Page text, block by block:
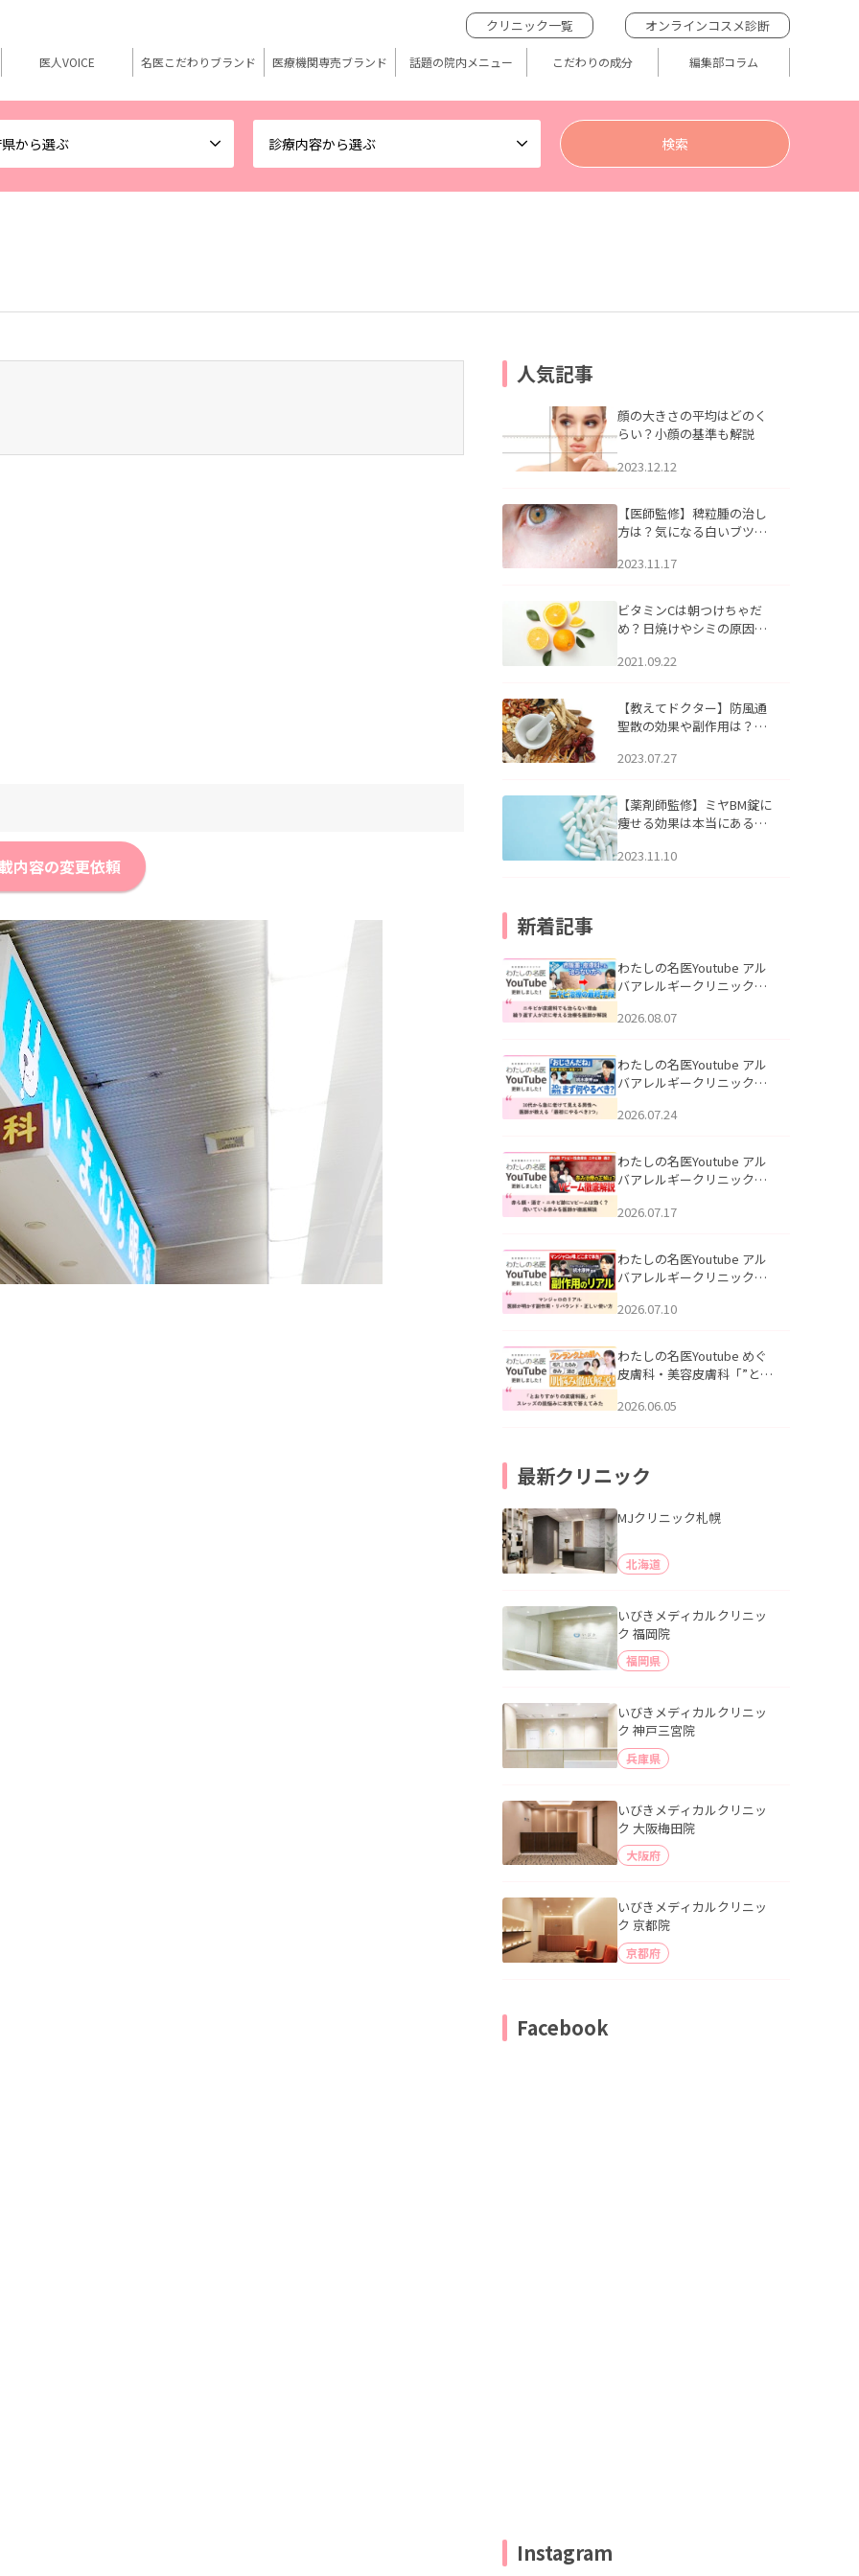
から選ぶ 診療内容から選ぶ
クリニック一覧 オンラインコスメ診断
医人VOICE 名医こだわりブランド 医療機関専売ブランド 話題の院内メニュー こだわりの成分 編集部コラム
内容の変更依頼
人気記事
顔の大きさの平均はどのく
らい？小顔の基準も解説
2023.12.12
【医師監修】稗粒腫の治し
方は？気になる白いブツブ
アについて
2023.11.17
ビタミンCは朝つけちゃだ
め？日焼けやシミの原因に
2021.09.22
【教えてドクター】防風通
聖散の効果や副作用は？長
2023.07.27
【薬剤師監修】ミヤBM錠に
痩せる効果は本当にある
2023.11.10
新着記事
わたしの名医Youtube アル
バアレルギークリニック札
らない理由｜繰り返す人が
説」を公開いたしました。
2026.08.07
わたしの名医Youtube アル
バアレルギークリニック札
える男性へ｜医師が教える
公開いたしました。
2026.07.24
わたしの名医Youtube アル
バアレルギークリニック札
跡にVビームは効く？向いて
説」を公開いたしました。
2026.07.17
わたしの名医Youtube アル
バアレルギークリニック札
医師が明かす副作用・リバ
公開いたしました。
2026.07.10
わたしの名医Youtube めぐ
皮膚科・美容皮膚科「”とお
ッズの肌悩みに本気で答え
2026.06.05
最新クリニック
MJクリニック札幌
北海道
いびきメディカルクリニッ
ク 福岡院
福岡県
いびきメディカルクリニッ
ク 神戸三宮院
兵庫県
いびきメディカルクリニッ
ク 大阪梅田院
大阪府
いびきメディカルクリニッ
ク 京都院
京都府
Facebook
Instagram